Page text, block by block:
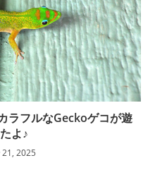
ラフルなGeckoゲコが遊
よ♪
21, 2025